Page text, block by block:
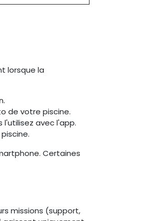
lorsque la
de votre piscine.
avec l'app.
Certaines
missions (support,